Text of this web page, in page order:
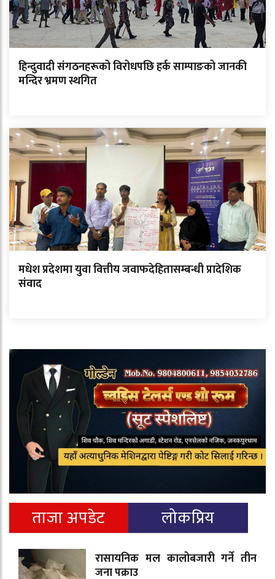
हिन्दुवादी संगठनहरूको विरोधपछि हर्क साम्पाङको जानकी
मन्दिर भ्रमण स्थगित
मधेश प्रदेशमा युवा वित्तीय जवाफदेहितासम्बन्धी प्रादेशिक
संवाद
ताजा अपडेट लोकप्रिय
रासायनिक मल कालोबजारी गर्ने तीन
जना पक्राउ